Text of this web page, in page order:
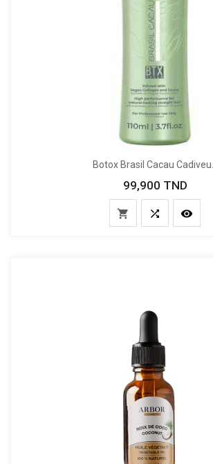
Botox Brasil Cacau Cadiveu...
Prix
99,900 TND
  